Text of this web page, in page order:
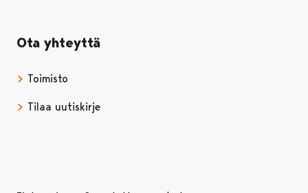
Ota yhteyttä
Toimisto
Tilaa uutiskirjeAvautuu uudessa välilehdessä